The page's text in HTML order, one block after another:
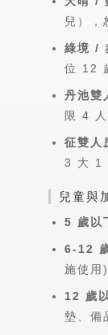
兒），
綠境 /
位 12
丹池雙
限 4 人
征雙人
3 大 1
兒童與
5 歲以
6-12
施使用)
12 歲
墊、備